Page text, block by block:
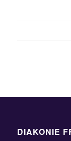
DIAKONIE